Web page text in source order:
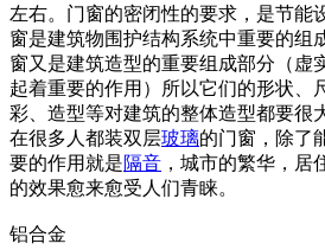
左右。门窗的密闭性的要求，是节能
窗是建筑物围护结构系统中重要的组
窗又是建筑造型的重要组成部分（虚
起着重要的作用）所以它们的形状、
彩、造型等对建筑的整体造型都要很
在很多人都装双层玻璃的门窗，除了
要的作用就是隔音 ，城市的繁华，居
的效果愈来愈受人们青睐。
铝合金